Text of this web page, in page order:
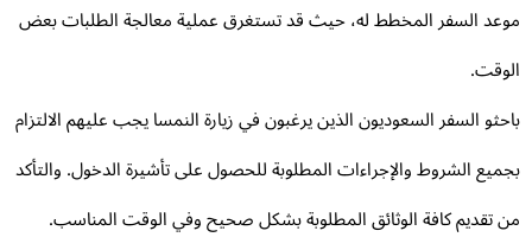
السفر المخطط له، حيث قد تستغرق عملية معالجة الطلبات بعض
السفر السعوديون الذين يرغبون في زيارة النمسا يجب عليهم الالتزام
الشروط والإجراءات المطلوبة للحصول على تأشيرة الدخول. والتأكد
تقديم كافة الوثائق المطلوبة بشكل صحيح وفي الوقت المناسب.